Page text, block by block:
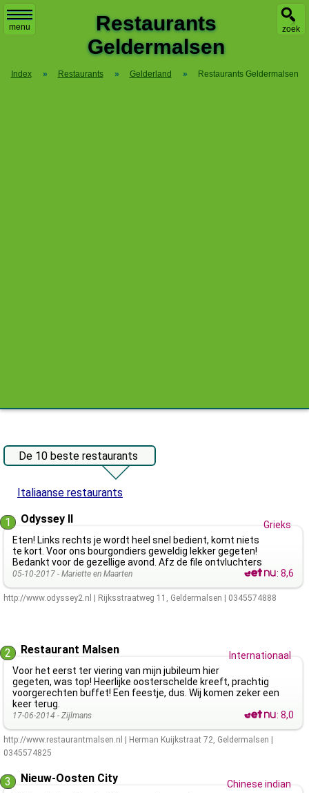
menu zoek
Restaurants
Geldermalsen
Index » Restaurants » Gelderland » Restaurants Geldermalsen
De 10 beste restaurants
Italiaanse restaurants
1 Odyssey II
Grieks
Eten! Links rechts je wordt heel snel bedient, komt niets
te kort. Voor ons bourgondiers geweldig lekker gegeten!
Bedankt voor de gezellige avond. Afz de file ontvluchters
05-10-2017 - Mariette en Maarten :8,6
http://www.odyssey2.nl Rijksstraatweg 11 , Geldermalsen 0345574888
2 Restaurant Malsen
Internationaal
Voor het eerst ter viering van mijn jubileum hier
gegeten, was top! Heerlijke oosterschelde kreeft, prachtig
voorgerechten buffet! Een feestje, dus. Wij komen zeker een
keer terug.
17-06-2014 - Zijlmans :8,0
http://www.restaurantmalsen.nl Herman Kuijkstraat 72, Geldermalsen
0345574825
3 Nieuw-Oosten City
Chinese indian